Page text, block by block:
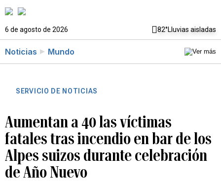
6 de agosto de 2026 82°Lluvias aisladas
Noticias Mundo
SERVICIO DE NOTICIAS
Aumentan a 40 las víctimas
fatales tras incendio en bar de los
Alpes suizos durante celebración
de Año Nuevo